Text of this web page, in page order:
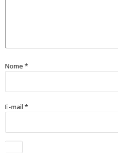
Nome *
E-mail *